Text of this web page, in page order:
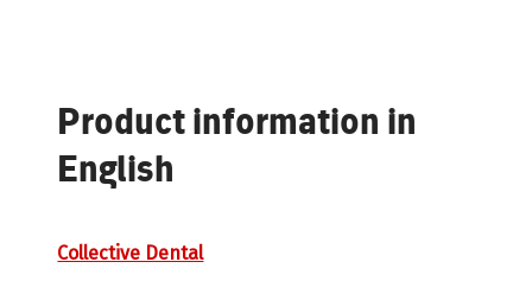
Product information in
English
Collective Dental